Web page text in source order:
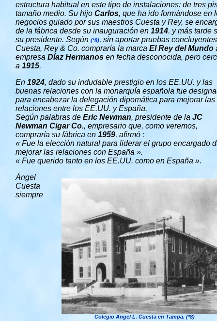
estructura habitual en este tipo de instalaciones: de tres
tamaño medio. Su hijo Carlos, que ha ido formándose en
negocios guiado por sus maestros Cuesta y Rey, se
de la fábrica desde su inauguración en 1914. y más tarde
su presidente. Según (*8), sin aportar pruebas
Cuesta, Rey & Co. compraría la marca El Rey del Mundo
empresa Díaz Hermanos en fecha desconocida, pero
a 1915.
En 1924, dado su indudable prestigio en los EE.UU. y las
buenas relaciones con la monarquía española fue
para encabezar la delegación dipomática para mejorar las
relaciones entre los EE.UU. y España.
Según palabras de Eric Newman, presidente de la JC
Newman Cigar Co., empresario que, como veremos,
compraría su fábrica en 1959, afirmó :
« Fue la elección natural para liderar el grupo encargado
mejorar las relaciones con España ».
« Fue querido tanto en los EE.UU. como en España ».
Colegio Angel L. Cuesta en Tampa. (*8)
Ángel
Cuesta
siempre